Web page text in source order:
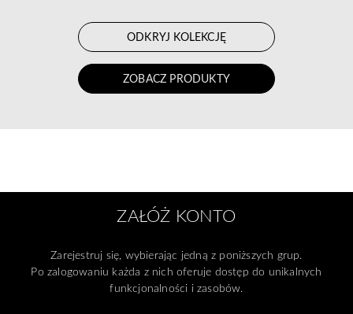
ODKRYJ KOLEKCJĘ
ZOBACZ PRODUKTY
ZAŁÓŻ KONTO
Zarejestruj się, wybierając jedną z poniższych grup.
Po zalogowaniu każda z nich oferuje dostęp do unikalnych
funkcjonalności i zasobów.